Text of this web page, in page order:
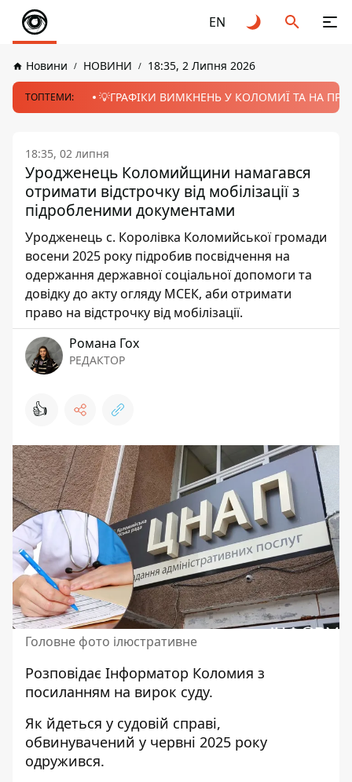
EN
Новини НОВИНИ 18:35, 2 Липня 2026
ТОПТЕМИ: 💡ГРАФІКИ ВИМКНЕНЬ У КОЛОМИЇ ТА НА
18:35, 02 липня
Уродженець Коломийщини намагався
отримати відстрочку від мобілізації з
підробленими документами
Уродженець с. Королівка Коломийської громади
восени 2025 року підробив посвідчення на
одержання державної соціальної допомоги та
довідку до акту огляду МСЕК, аби отримати
право на відстрочку від мобілізації.
Романа Гох
РЕДАКТОР
👍
Головне фото ілюстративне
Розповідає Інформатор Коломия з
посиланням на вирок суду.
Як йдеться у судовій справі,
обвинувачений у червні 2025 року
одружився.